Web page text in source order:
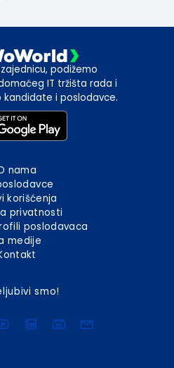
podižemo
IT tržišta rada i
i poslodavce.
nama
korišćenja
privatnosti
poslodavaca
medije
smo!